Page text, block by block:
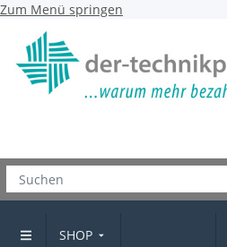
Zum Menü springen
SHOP
Magnetschnäpper